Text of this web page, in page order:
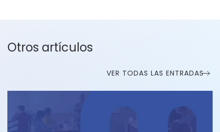
Otros artículos
VER TODAS LAS ENTRADAS